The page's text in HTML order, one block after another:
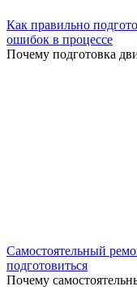
Как правильно
ошибок в процессе
Почему подготовка
Самостоятельный
подготовиться
Почему